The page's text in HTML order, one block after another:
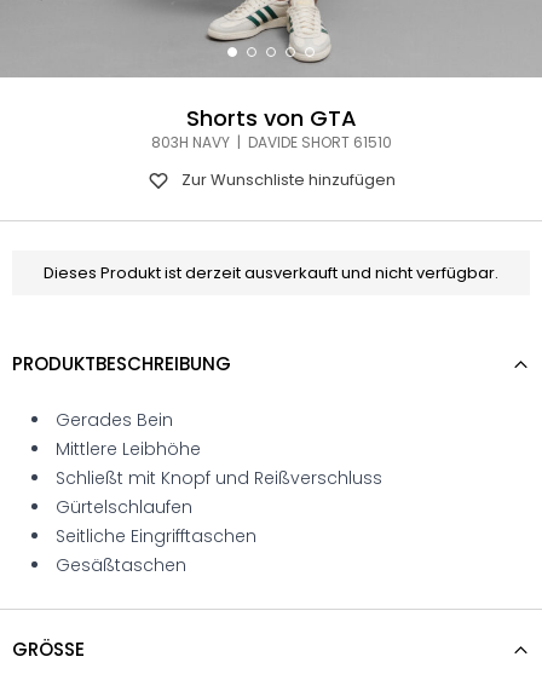
Shorts von GTA
803H NAVY | DAVIDE SHORT 61510
Zur Wunschliste hinzufügen
Dieses Produkt ist derzeit ausverkauft und nicht verfügbar.
PRODUKTBESCHREIBUNG
Gerades Bein
Mittlere Leibhöhe
Schließt mit Knopf und Reißverschluss
Gürtelschlaufen
Seitliche Eingrifftaschen
Gesäßtaschen
GRÖSSE